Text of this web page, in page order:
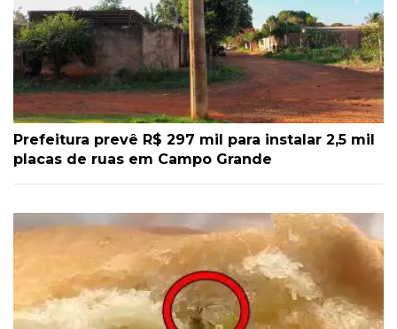
Prefeitura prevê R$ 297 mil para instalar 2,5 mil
placas de ruas em Campo Grande